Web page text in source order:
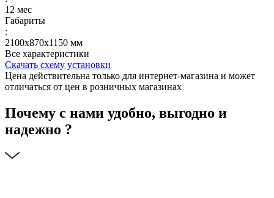
12 мес
Габариты
:
2100х870х1150 мм
Все характеристики
Скачать схему установки
Цена действительна только для интернет-магазина и может
отличаться от цен в розничных магазинах
Почему с нами удобно, выгодно и
надежно ?